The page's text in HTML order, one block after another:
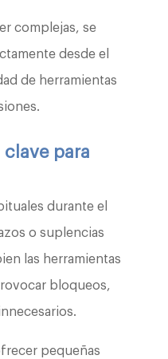
complejas, se
desde el
de herramientas
clave para
durante el
o suplencias
las herramientas
bloqueos,
pequeñas